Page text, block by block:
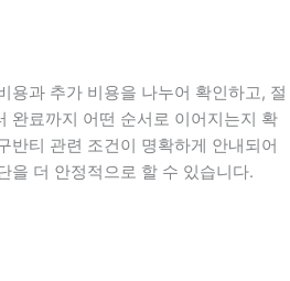
용과 추가 비용을 나누어 확인하고, 절
완료까지 어떤 순서로 이어지는지 확
반티 관련 조건이 명확하게 안내되어
을 더 안정적으로 할 수 있습니다.